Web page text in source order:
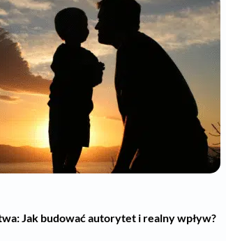
Jak budować autorytet i realny wpływ?